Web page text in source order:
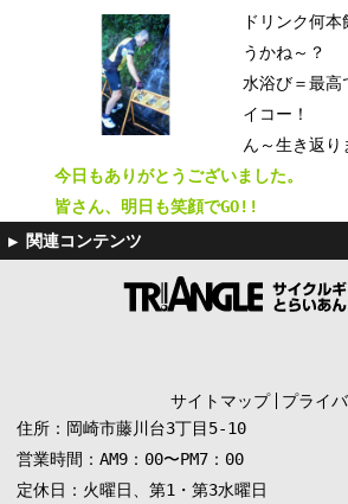
ドリンク何
うかね～？
水浴び＝最高
イコー！
ん～生き返り
今日もありがとうございました。
皆さん、明日も笑顔でGO!!
サイトマップ プライ
住所：岡崎市藤川台3丁目5-10
営業時間：AM9：00〜PM7：00
定休日：火曜日、第1・第3水曜日